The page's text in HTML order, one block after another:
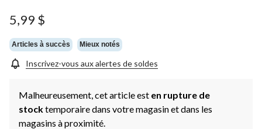
5,99 $
Articles à succès Mieux notés
Inscrivez-vous aux alertes de soldes
Malheureusement, cet article est en rupture de
stocktemporaire dans votre magasin et dans les
magasins à proximité.